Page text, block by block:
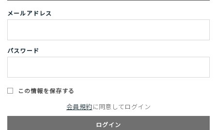
メールアドレス
パスワード
この情報を保存する
会員規約に同意してログイン
ログイン